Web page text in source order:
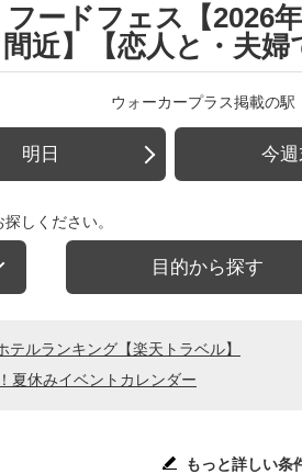
ードフェス【2026年
近】【恋人と・夫婦
ウォーカープラス掲載の駅
明日 今週
しください。
目的から探す
ルランキング【楽天トラベル】
夏休みイベントカレンダー
もっと詳しい条